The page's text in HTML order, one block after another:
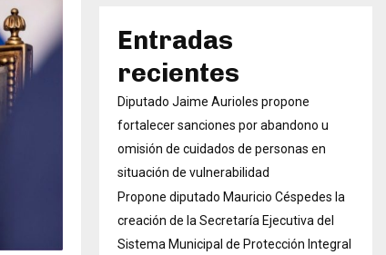
Entradas
recientes
Diputado Jaime Aurioles propone
fortalecer sanciones por abandono u
omisión de cuidados de personas en
situación de vulnerabilidad
Propone diputado Mauricio Céspedes la
creación de la Secretaría Ejecutiva del
Sistema Municipal de Protección Integral